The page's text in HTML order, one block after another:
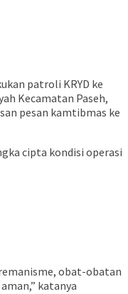
patroli KRYD ke
Kecamatan Paseh,
pesan kamtibmas ke
cipta kondisi operasi
obat-obatan
katanya